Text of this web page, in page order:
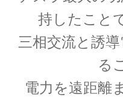
F・
【ベルリン生まれ
電導
持したこと
三相交流と誘
る
電力を遠距離